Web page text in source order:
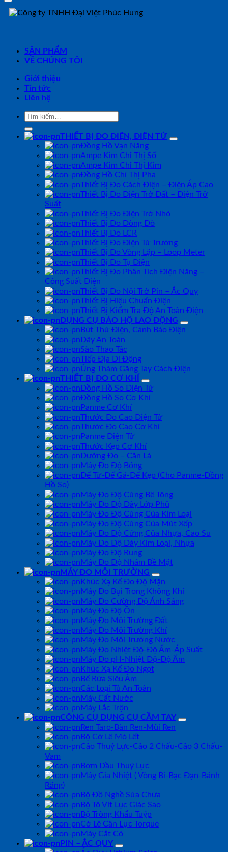
SẢN PHẨM
VỀ CHÚNG TÔI
Giới thiệu
Tin tức
Liên hệ
Tìm
THIẾT BỊ ĐO ĐIỆN, ĐIỆN TỬ
Đồng Hồ Vạn Năng
Ampe Kìm Chỉ Thị Số
Ampe Kìm Chỉ Thị Kim
Đồng Hồ Chỉ Thị Pha
Thiết Bị Đo Cách Điện – Điện Áp Cao
Thiết Bị Đo Điện Trở Đất – Điện Trở
Suất
Thiết Bị Đo Điện Trở Nhỏ
Thiết Bị Đo Dòng Dò
Thiết Bị Đo LCR
Thiết Bị Đo Điện Từ Trường
Thiết Bị Đo Vòng Lặp – Loop Meter
Thiết Bị Đo Tụ Điện
Thiết Bị Đo Phân Tích Điện Năng –
Công Suất Điện
Thiết Bị Đo Nội Trở Pin – Ắc Quy
Thiết Bị Hiệu Chuẩn Điện
Thiết Bị Kiểm Tra Độ An Toàn Điện
DỤNG CỤ BẢO HỘ LAO ĐỘNG
Bút Thử Điện, Cảnh Báo Điện
Dây An Toàn
Sào Thao Tác
Tiếp Địa Di Động
Ủng Thảm Găng Tay Cách Điện
THIẾT BỊ ĐO CƠ KHÍ
Đồng Hồ So Điện Tử
Đồng Hồ So Cơ Khí
Panme Cơ Khí
Thước Đo Cao Điện Tử
Thước Đo Cao Cơ Khí
Panme Điện Tử
Thước Kẹp Cơ Khí
Dưỡng Đo – Căn Lá
Máy Đo Độ Bóng
Đế Từ-Đế Gá-Đế Kẹp (Cho Panme-Đồng
Hồ So)
Máy Đo Độ Cứng Bê Tông
Máy Đo Độ Dày Lớp Phủ
Máy Đo Độ Cứng Của Kim Loại
Máy Đo Độ Cứng Của Mút Xốp
Máy Đo Độ Cứng Của Nhựa, Cao Su
Máy Đo Độ Dày Kim Loại, Nhựa
Máy Đo Độ Rung
Máy Đo Độ Nhám Bề Mặt
MÁY ĐO MÔI TRƯỜNG
Khúc Xạ Kế Đo Độ Mặn
Máy Đo Bụi Trong Không Khí
Máy Đo Cường Độ Ánh Sáng
Máy Đo Độ Ồn
Máy Đo Môi Trường Đất
Máy Đo Môi Trường Khí
Máy Đo Môi Trường Nước
Máy Đo Nhiệt Độ-Độ Ẩm-Áp Suất
Máy Đo pH-Nhiệt Độ-Độ Ẩm
Khúc Xạ Kế Đo Ngọt
Bể Rửa Siêu Âm
Các Loại Tủ An Toàn
Máy Cất Nước
Máy Lắc Trộn
CÔNG CỤ DỤNG CỤ CẦM TAY
Ren Taro-Bàn Ren-Mũi Ren
Bộ Cờ Lê Mỏ Lết
Cảo Thuỷ Lực-Cảo 2 Chấu-Cảo 3 Chấu-
Vam
Bơm Dầu Thuỷ Lực
Máy Gia Nhiệt ( Vòng Bi-Bạc Đạn-Bánh
Răng)
Bộ Đồ Nghề Sửa Chữa
Bộ Tô Vít Lục Giác Sao
Bộ Tròng Khẩu Tuýp
Cờ Lê Cân Lực Torque
Máy Cắt Cỏ
PIN – ẮC QUY